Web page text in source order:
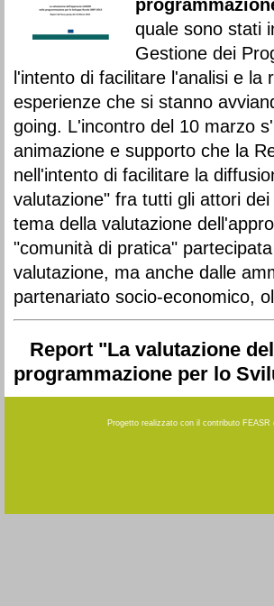
quale sono stati
Gestione dei
l'intento di facilitare l'analisi e
esperienze che si stanno
going. L'incontro del 10 marzo
animazione e supporto che la
nell'intento di facilitare la
valutazione" fra tutti gli attori
tema della valutazione
"comunità di pratica"
valutazione, ma anche dalle
partenariato socio-economico,
Report "La valutazione
programmazione per lo
Progetto realizzato con il contributo